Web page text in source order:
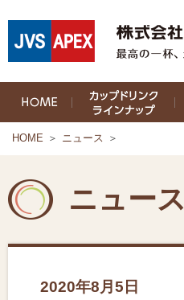
HOME ＞ ニュース ＞
ニュース
2020年8月5日